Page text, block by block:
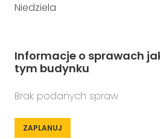
Niedziela
Informacje o sprawach
tym budynku
Brak podanych spraw
ZAPLANUJ